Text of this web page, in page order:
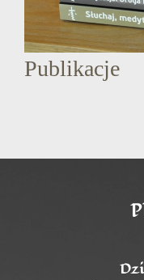
Publikacje